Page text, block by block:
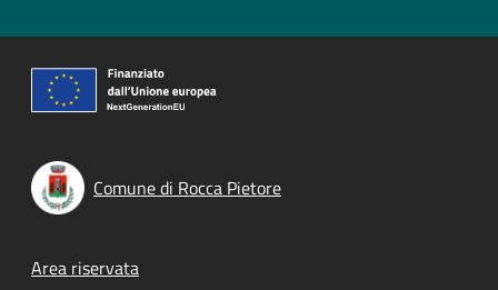
Comune di Rocca Pietore
Footer menu
Area riservata